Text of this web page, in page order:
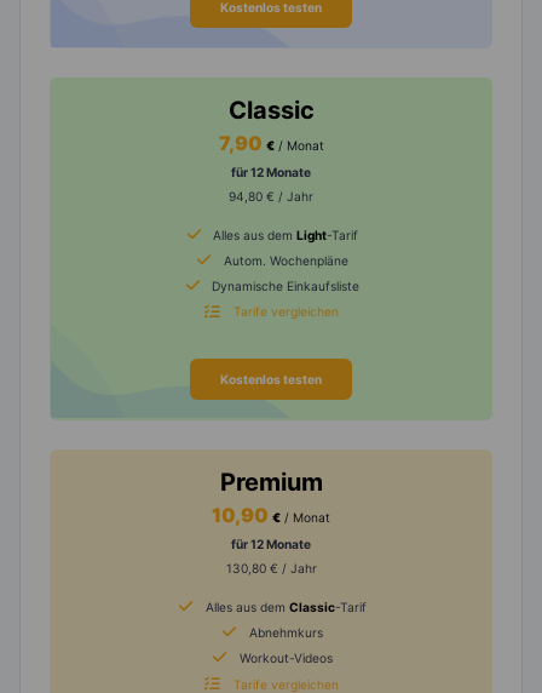
Kostenlos testen
Classic
7,90 € / Monat
für 12 Monate
94,80 € / Jahr
Alles aus dem Light-Tarif
Autom. Wochenpläne
Dynamische Einkaufsliste
Tarife vergleichen
Kostenlos testen
Premium
10,90 € / Monat
für 12 Monate
130,80 € / Jahr
Alles aus dem Classic-Tarif
Abnehmkurs
Workout-Videos
Tarife vergleichen